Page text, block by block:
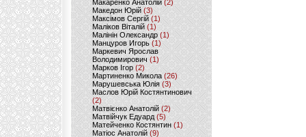
Макаренко Анатолій (2)
Македон Юрій(3)
Максімов Сергій (1)
Маліков Віталій (1)
Малінін Олександр (1)
Манцуров Игорь (1)
Маркевич Ярослав
Володимирович (1)
Марков Ігор (2)
Мартиненко Микола (26)
Марушевська Юлія (3)
Маслов Юрій Костянтинович
(2)
Матвієнко Анатолій (2)
Матвійчук Едуард(5)
Матейченко Костянтин (1)
Матіос Анатолій (9)